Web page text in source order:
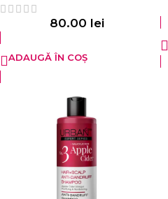
80.00 lei
ADAUGĂ ÎN COȘ